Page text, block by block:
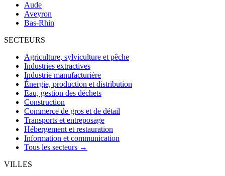
Aude
Aveyron
Bas-Rhin
SECTEURS
Agriculture, sylviculture et pêche
Industries extractives
Industrie manufacturière
Énergie, production et distribution
Eau, gestion des déchets
Construction
Commerce de gros et de détail
Transports et entreposage
Hébergement et restauration
Information et communication
Tous les secteurs →
VILLES